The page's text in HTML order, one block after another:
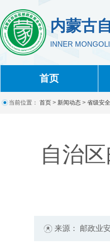
内蒙古
INNER
首页
当前位置： 首页 > 新闻动态 > 省级安
自治
来源： 邮政业